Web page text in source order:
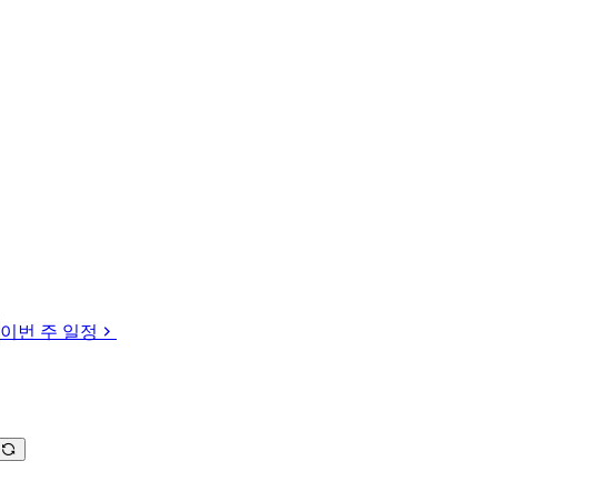
이번 주 일정